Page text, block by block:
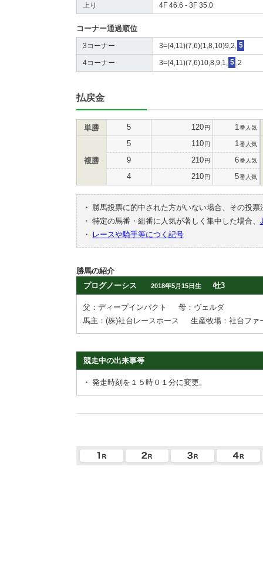
上り 4F 46.6 - 3F 35.0
コーナー通過順位
3コーナー 3=(4,11)(7,6)(1,8,10)9,2, 5
4コーナー 3=(4,11)(7,6)10,8,9,1, 5 ,2
払戻金
単勝 5 120円 1 番人気
複勝
5 110円 1 番人気
9 210円 6番人気
4 210円 5番人気
・
勝馬投票に的中された方がいない場合、その投
・ 特定の馬番・組番に人気が著しく集中した場合、
・
レースや騎手等につく記号
勝馬の紹介
プログノーシス
2018年5月15日生 牡3
父：ディープインパクト
母：ヴェルダ
馬主：(株)社台レースホース
生産牧場：社台ファ
競走中の出来事等
・ 発走時刻を１５時０１分に変更。